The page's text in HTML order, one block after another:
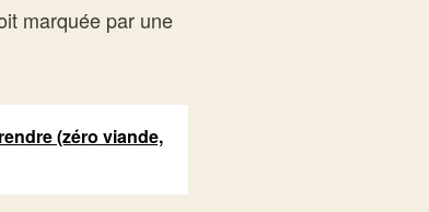
marquée par une
(zéro viande,